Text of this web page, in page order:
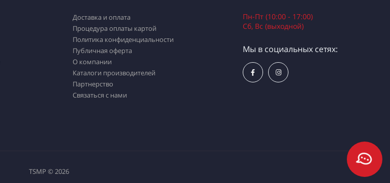
Доставка и оплата
Процедура оплаты картой
Политика конфиденциальности
Публичная оферта
О компании
Каталоги производителей
Партнерство
Связаться с нами
Пн-Пт (10:00 - 17:00)
Сб, Вс (выходной)
Мы в социальных сетях:
TSMP © 2026